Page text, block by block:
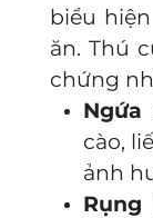
biểu
ăn. Thú
chứng
Ngứa
cào,
ảnh
Rụng